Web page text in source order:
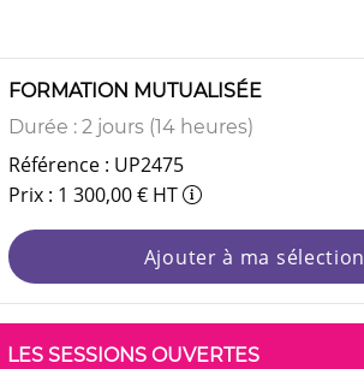
FORMATION MUTUALISÉE
Durée : 2 jours (14 heures)
Référence : UP2475
Prix : 1 300,00 € HT
Ajouter à ma sélection
LES SESSIONS OUVERTES